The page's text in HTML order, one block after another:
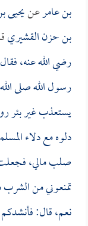
بن عامرعنيحيى
بن حزن القشيري
رضي الله عنه،
رسول الله صلى
يستعذب غير بئر
دلوه مع دلاء
صلب مالي، فجعلت
تمنعوني من
نعم، قال: